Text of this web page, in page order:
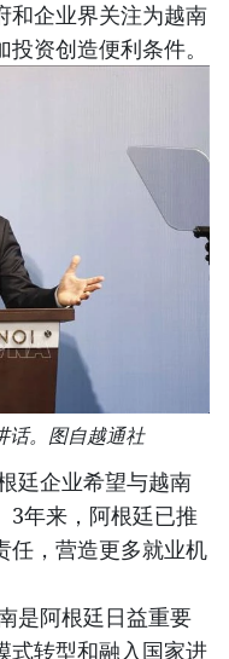
和企业界关注为越南
资创造便利条件。
话。图自越通社
廷企业希望与越南
3年来，阿根廷已推
任，营造更多就业机
是阿根廷日益重要
式转型和融入国家进